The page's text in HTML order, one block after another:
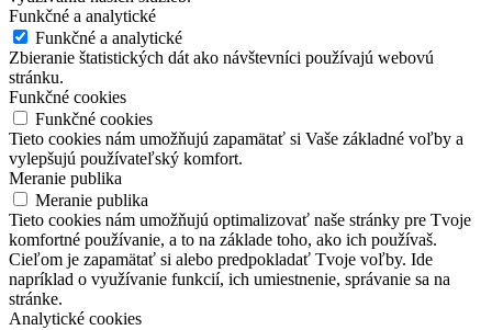
Funkčné a analytické
Funkčné a analytické
Zbieranie štatistických dát ako návštevníci používajú webovú
stránku.
Funkčné cookies
Funkčné cookies
Tieto cookies nám umožňujú zapamätať si Vaše základné voľby a
vylepšujú používateľský komfort.
Meranie publika
Meranie publika
Tieto cookies nám umožňujú optimalizovať naše stránky pre Tvoje
komfortné používanie, a to na základe toho, ako ich používaš.
Cieľom je zapamätať si alebo predpokladať Tvoje voľby. Ide
napríklad o využívanie funkcií, ich umiestnenie, správanie sa na
stránke.
Analytické cookies